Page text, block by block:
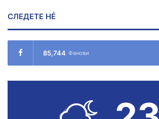
СЛЕДЕТЕ НÉ
85,744 Фанови